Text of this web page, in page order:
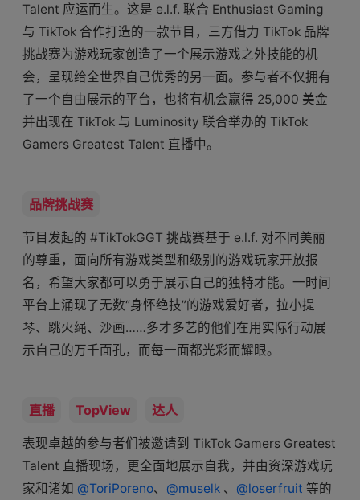
Talent 应运而生。这是 e.l.f. 联合 Enthusiast Gaming
与 TikTok 合作打造的一款节目，三方借力 TikTok 品牌
挑战赛为游戏玩家创造了一个展示游戏之外技能的机
会，呈现给全世界自己优秀的另一面。参与者不仅拥有
了一个自由展示的平台，也将有机会赢得 25,000 美金
并出现在 TikTok 与 Luminosity 联合举办的 TikTok
Gamers Greatest Talent 直播中。
品牌挑战赛
节目发起的 #TikTokGGT 挑战赛基于 e.l.f. 对不同美丽
的尊重，面向所有游戏类型和级别的游戏玩家开放报
名，希望大家都可以勇于展示自己的独特才能。一时间
平台上涌现了无数“身怀绝技”的游戏爱好者，拉小提
琴、跳火绳、沙画……多才多艺的他们在用实际行动展
示自己的万千面孔，而每一面都光彩而耀眼。
直播 TopView 达人
表现卓越的参与者们被邀请到 TikTok Gamers Greatest
Talent 直播现场，更全面地展示自我，并由资深游戏玩
家和诸如 @ToriPoreno、 @muselk、 @loserfruit 等的